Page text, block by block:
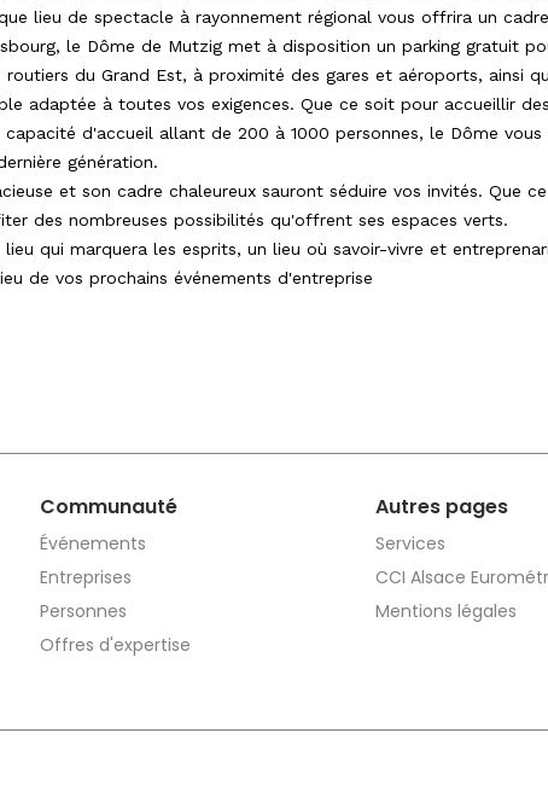
lieu de spectacle à rayonnement régional vous offrira un
le Dôme de Mutzig met à disposition un parking gratuit
du Grand Est, à proximité des gares et aéroports, ainsi
adaptée à toutes vos exigences. Que ce soit pour accueillir
d'accueil allant de 200 à 1000 personnes, le Dôme
génération.
et son cadre chaleureux sauront séduire vos invités. Que
des nombreuses possibilités qu'offrent ses espaces verts.
qui marquera les esprits, un lieu où savoir-vivre et
de vos prochains événements d'entreprise
Communauté
Événements
Entreprises
Personnes
Offres d'expertise
Autres pages
Services
CCI Alsace
Mentions légales